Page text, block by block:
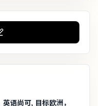
语尚可, 目标欧洲，